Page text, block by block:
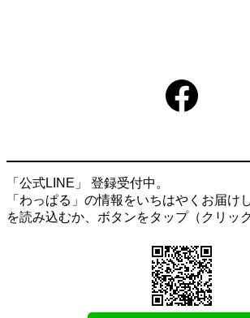
Facebook
「公式LINE」 登録受付中。
「わっぱる」の情報をいちはやくお届け
を読み込むか、ボタンをタップ（クリッ